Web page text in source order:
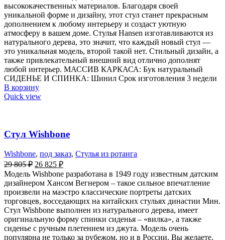
высококачественных материалов. Благодаря своей
уникальной форме и дизайну, этот стул станет прекрасным
дополнением к любому интерьеру и создаст уютную
атмосферу в вашем доме. Стулья Hansen изготавливаются из
натурального дерева, это значит, что каждый новый стул —
это уникальная модель, второй такой нет. Стильный дизайн, а
также привлекательный внешний вид отлично дополнят
любой интерьер. МАССИВ КАРКАСА: Бук натуральный
СИДЕНЬЕ И СПИНКА: Шинил Срок изготовления 3 недели
В корзину
Quick view
Стул Wishbone
Wishbone, под заказ, Стулья из ротанга
29 805₽ 26 825 ₽
Модель Wishbone разработана в 1949 году известным датским
дизайнером Хансом Вегнером – такое сильное впечатление
произвели на маэстро классические портреты датских
торговцев, восседающих на китайских стульях династии Мин.
Стул Wishbone выполнен из натурального дерева, имеет
оригинальную форму спинки сиденья – «вилка», а также
сиденье с ручным плетением из джута. Модель очень
популярна не только за рубежом, но и в России. Вы желаете,